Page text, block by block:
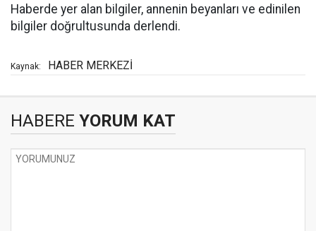
Haberde yer alan bilgiler, annenin beyanları ve edinilen
bilgiler doğrultusunda derlendi.
Kaynak: HABER MERKEZİ
HABERE YORUM KAT